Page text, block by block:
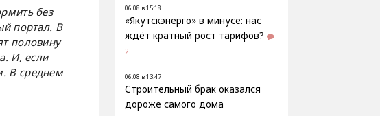
без
портал. В
половину
И, если
В среднем
06.08 в 15:18
«Якутскэнерго» в минусе: нас
ждёт кратный рост тарифов?
2
06.08 в 13:47
Строительный брак оказался
дороже самого дома